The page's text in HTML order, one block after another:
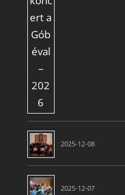
2025-12-08
2025-12-07